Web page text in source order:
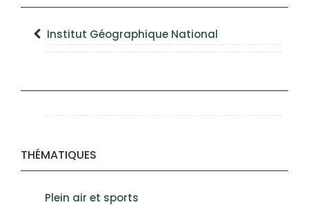
Institut Géographique National
THÉMATIQUES
Plein air et sports